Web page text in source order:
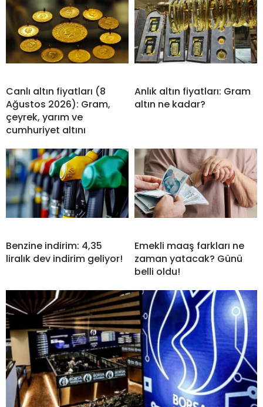
Canlı altın fiyatları (8
Ağustos 2026): Gram,
çeyrek, yarım ve
cumhuriyet altını
Anlık altın fiyatları: Gram
altın ne kadar?
Benzine indirim: 4,35
liralık dev indirim geliyor!
Emekli maaş farkları ne
zaman yatacak? Günü
belli oldu!